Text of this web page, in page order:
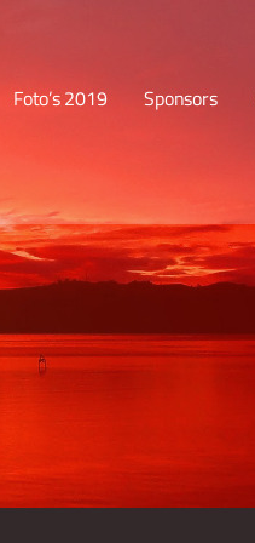
Foto’s 2019 Sponsors